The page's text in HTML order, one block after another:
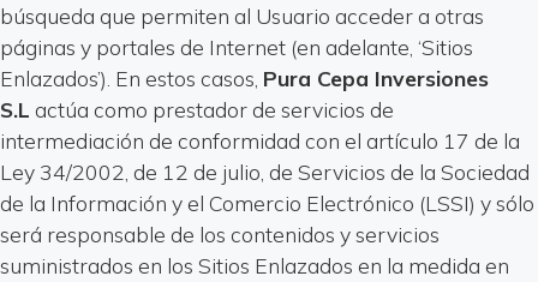
búsqueda que permiten al Usuario acceder a otras
páginas y portales de Internet (en adelante, ‘Sitios
Enlazados’). En estos casos, Pura Cepa Inversiones
S.L actúa como prestador de servicios de
intermediación de conformidad con el artículo 17 de la
Ley 34/2002, de 12 de julio, de Servicios de la Sociedad
de la Información y el Comercio Electrónico (LSSI) y sólo
será responsable de los contenidos y servicios
suministrados en los Sitios Enlazados en la medida en